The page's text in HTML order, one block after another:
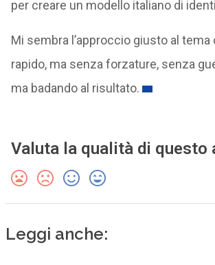
per creare un modello italiano di
Mi sembra l’approccio giusto al
rapido, ma senza forzature, senza
ma badando al risultato.
Valuta la qualità di questo
Leggi anche: